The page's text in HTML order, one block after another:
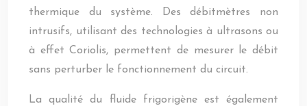
thermique du système. Des débitmètres non
intrusifs, utilisant des technologies à ultrasons ou
à effet Coriolis, permettent de mesurer le débit
sans perturber le fonctionnement du circuit.
La qualité du fluide frigorigène est également